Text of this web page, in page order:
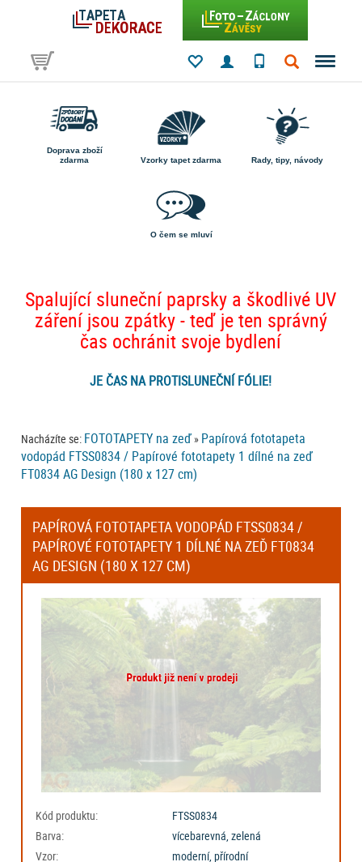
Doprava zboží
zdarma
Vzorky tapet zdarma Rady, tipy, návody
O čem se mluví
Spalující sluneční paprsky a škodlivé UV
záření jsou zpátky - teď je ten správný
čas ochránit svoje bydlení
JE ČAS NA PROTISLUNEČNÍ FÓLIE!
Nacházíte se: FOTOTAPETY na zeď » Papírová fototapeta
vodopád FTSS0834 / Papírové fototapety 1 dílné na zeď
FT0834 AG Design (180 x 127 cm)
PAPÍROVÁ FOTOTAPETA VODOPÁD FTSS0834 /
PAPÍROVÉ FOTOTAPETY 1 DÍLNÉ NA ZEĎ FT0834
AG DESIGN (180 X 127 CM)
Kód produktu:
FTSS0834
Barva:
vícebarevná, zelená
Vzor:
moderní, přírodní